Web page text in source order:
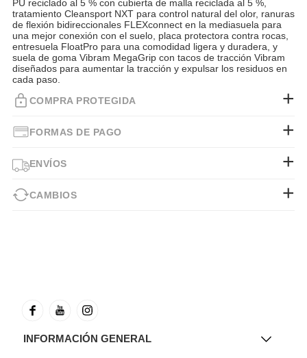
PU reciclado al 5 % con cubierta de malla reciclada al 5 %,
tratamiento Cleansport NXT para control natural del olor, ranuras
de flexión bidireccionales FLEXconnect en la mediasuela para
una mejor conexión con el suelo, placa protectora contra rocas,
entresuela FloatPro para una comodidad ligera y duradera, y
suela de goma Vibram MegaGrip con tacos de tracción Vibram
diseñados para aumentar la tracción y expulsar los residuos en
cada paso.
COMPRA PROTEGIDA
FORMAS DE PAGO
ENVÍOS
CAMBIOS
INFORMACIÓN GENERAL